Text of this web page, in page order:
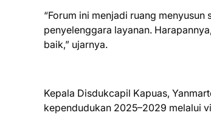
“Forum ini menjadi ruang
penyelenggara layanan.
baik,” ujarnya.
Kepala Disdukcapil Kapuas,
kependudukan 2025–2029 melalui